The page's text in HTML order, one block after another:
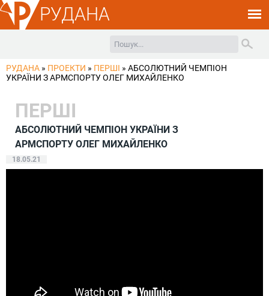
РУДАНА
РУДАНА » ПРОЕКТИ » ПЕРШІ » АБСОЛЮТНИЙ ЧЕМПІОН
УКРАЇНИ З АРМСПОРТУ ОЛЕГ МИХАЙЛЕНКО
ПЕРШІ
АБСОЛЮТНИЙ ЧЕМПІОН УКРАЇНИ З
АРМСПОРТУ ОЛЕГ МИХАЙЛЕНКО
18.05.21